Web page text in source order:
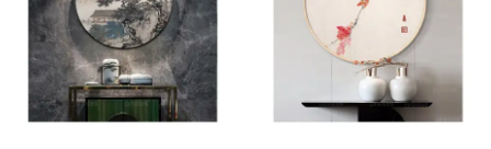
Tranh tròn có khung do Printek sản xuất